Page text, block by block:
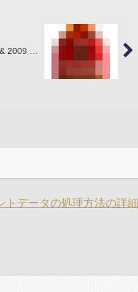
2009 …
トデータの処理方法の詳細